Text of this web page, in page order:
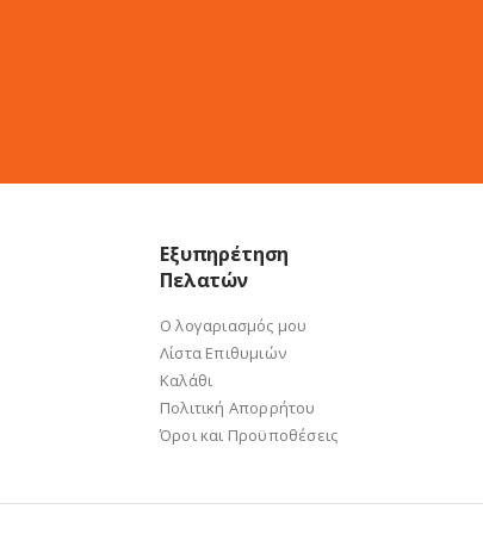
Εξυπηρέτηση
Πελατών
Ο λογαριασμός μου
Λίστα Επιθυμιών
Καλάθι
Πολιτική Απορρήτου
Όροι και Προϋποθέσεις